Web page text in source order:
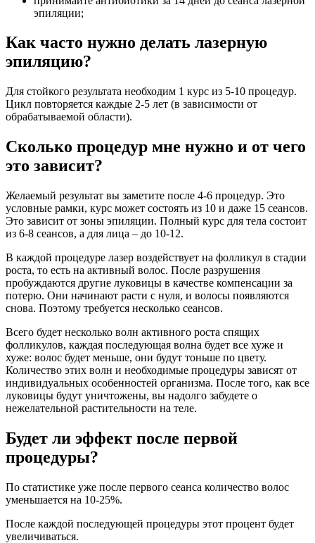
эпиляции;
Как часто нужно делать лазерную
эпиляцию?
Для стойкого результата необходим 1 курс из 5-10 процедур.
Цикл повторяется каждые 2-5 лет (в зависимости от
обрабатываемой области).
Сколько процедур мне нужно и от чего
это зависит?
Желаемый результат вы заметите после 4-6 процедур. Это
условные рамки, курс может состоять из 10 и даже 15 сеансов.
Это зависит от зоны эпиляции. Полный курс для тела состоит
из 6-8 сеансов, а для лица – до 10-12.
В каждой процедуре лазер воздействует на фолликул в стадии
роста, то есть на активный волос. После разрушения
пробуждаются другие луковицы в качестве компенсации за
потерю. Они начинают расти с нуля, и волосы появляются
снова. Поэтому требуется несколько сеансов.
Всего будет несколько волн активного роста спящих
фолликулов, каждая последующая волна будет все хуже и
хуже: волос будет меньше, они будут тоньше по цвету.
Количество этих волн и необходимые процедуры зависят от
индивидуальных особенностей организма. После того, как все
луковицы будут уничтожены, вы надолго забудете о
нежелательной растительности на теле.
Будет ли эффект после первой
процедуры?
По статистике уже после первого сеанса количество волос
уменьшается на 10-25%.
После каждой последующей процедуры этот процент будет
увеличиваться.